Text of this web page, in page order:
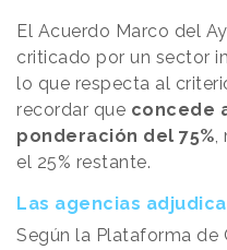
El Acuerdo Marco del
criticado por un sector
lo que respecta al
recordar que concede
ponderación del 75%,
el 25% restante.
Las agencias
Según la Plataforma de